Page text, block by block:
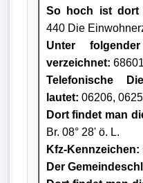
So hoch ist dort
440 Die
Unter
verzeichnet:
Telefonische
lautet: 06206,
Dort findet man
Br. 08° 28' ö. L.
Kfz-Kennzeichen:
Der